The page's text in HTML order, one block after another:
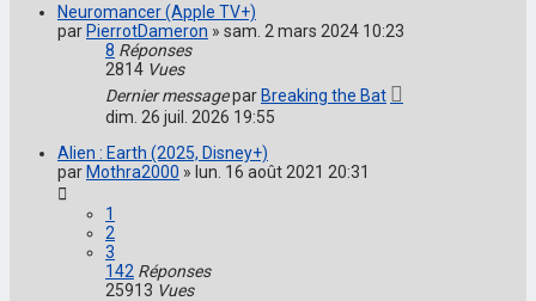
Neuromancer (Apple TV+)
parPierrotDameron » sam. 2 mars 2024 10:23
8 Réponses
2814 Vues
Dernier messageparBreaking the Bat
dim. 26 juil. 2026 19:55
Alien : Earth (2025, Disney+)
parMothra2000 » lun. 16 août 2021 20:31
1
2
3
142 Réponses
25913 Vues